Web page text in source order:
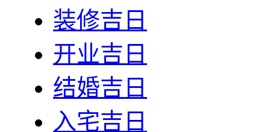
装修吉日
开业吉日
结婚吉日
入宅吉日